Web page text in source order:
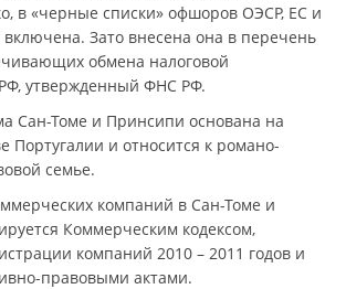
в «черные списки» офшоров ОЭСР, ЕС и
Зато внесена она в перечень
обмена налоговой
утвержденный ФНС РФ.
Сан-Томе и Принсипи основана на
Португалии и относится к романо-
семье.
компаний в Сан-Томе и
Коммерческим кодексом,
компаний 2010 – 2011 годов и
правовыми актами.